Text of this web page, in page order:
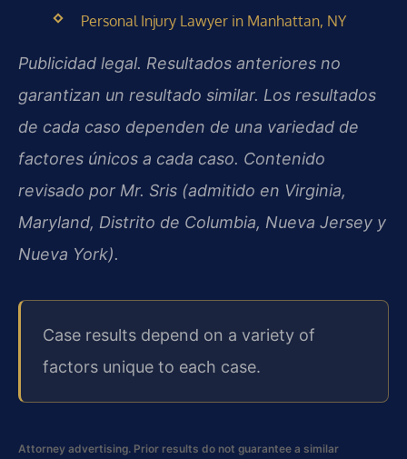
Personal Injury Lawyer in Manhattan, NY
Publicidad legal. Resultados anteriores no
garantizan un resultado similar. Los resultados
de cada caso dependen de una variedad de
factores únicos a cada caso. Contenido
revisado por Mr. Sris (admitido en Virginia,
Maryland, Distrito de Columbia, Nueva Jersey y
Nueva York).
Case results depend on a variety of
factors unique to each case.
Attorney advertising. Prior results do not guarantee a similar